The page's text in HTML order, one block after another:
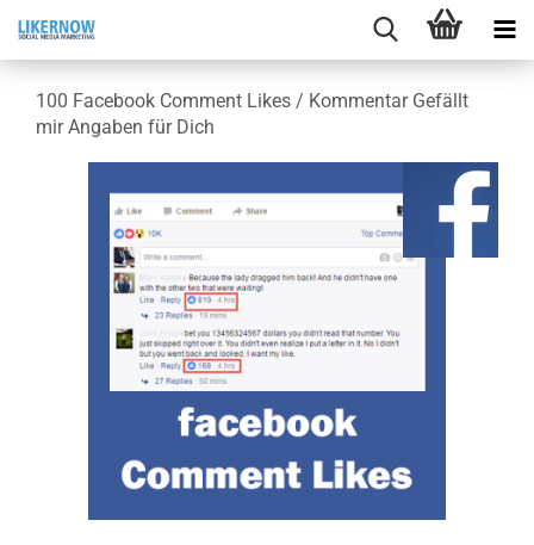
100 Face­book Com­ment Likes / Kom­men­tar Ge­fällt
mir An­ga­ben für Dich